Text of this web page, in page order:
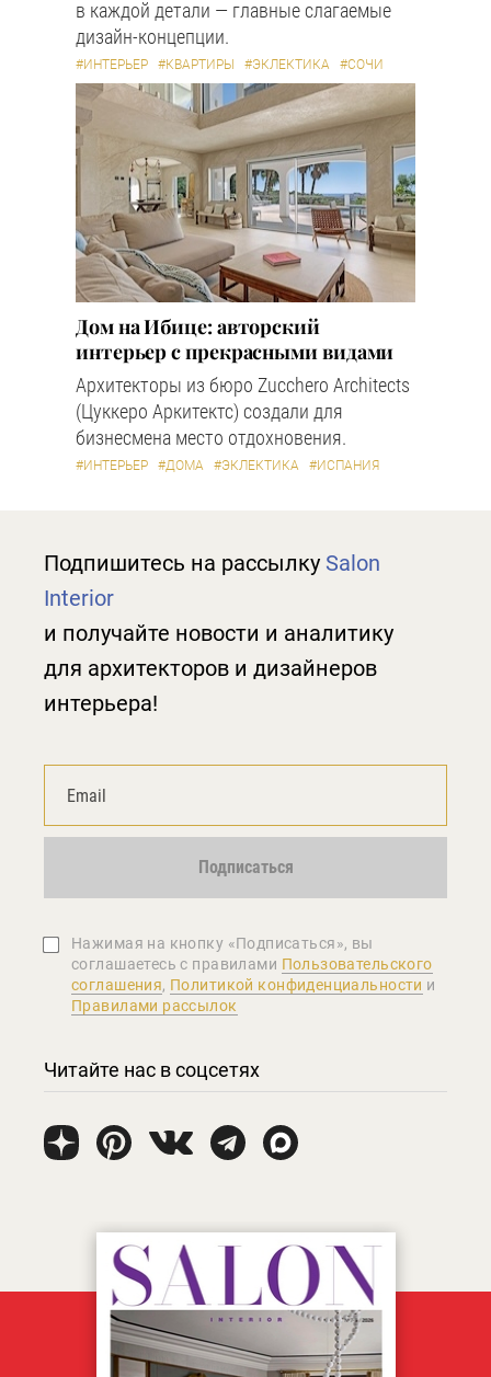
в каждой детали — главные слагаемые
дизайн-концепции.
#ИНТЕРЬЕР #КВАРТИРЫ #ЭКЛЕКТИКА #СОЧИ
Дом на Ибице: авторский
интерьер с прекрасными видами
Архитекторы из бюро Zucchero Architects
(Цуккеро Аркитектс) создали для
бизнесмена место отдохновения.
#ИНТЕРЬЕР #ДОМА #ЭКЛЕКТИКА #ИСПАНИЯ
Подпишитесь на рассылку Salon
Interior
и получайте новости и аналитику
для архитекторов и дизайнеров
интерьера!
Подписаться
Нажимая на кнопку «Подписаться», вы
соглашаетеcь с правилами Пользовательского
соглашения, Политикой конфиденциальности и
Правилами рассылок
Читайте нас в соцсетях